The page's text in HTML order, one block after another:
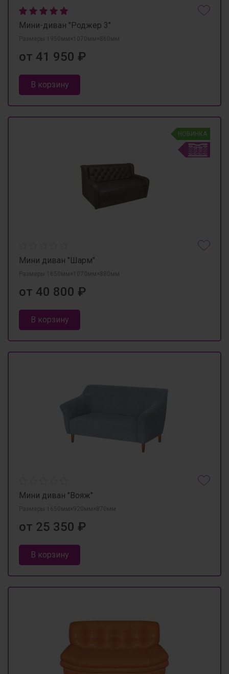
Мини-диван "Роджер 3"
Размеры 1950мм×1070мм×860мм
от 41 950 ₽
В корзину
НОВИНКА
Мини диван "Шарм"
Размеры 1650мм×1070мм×880мм
от 40 800 ₽
В корзину
Мини диван "Вояж"
Размеры 1650мм×920мм×870мм
от 25 350 ₽
В корзину